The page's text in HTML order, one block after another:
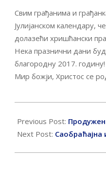
Свим грађанима и
Јулијанском календару,
долазећи хришћански
Нека празнични дани
благородну 2017. годину!
Мир божји, Христос се
01-
05
Previous Post: Продужен
Next Post: Саобраћајна